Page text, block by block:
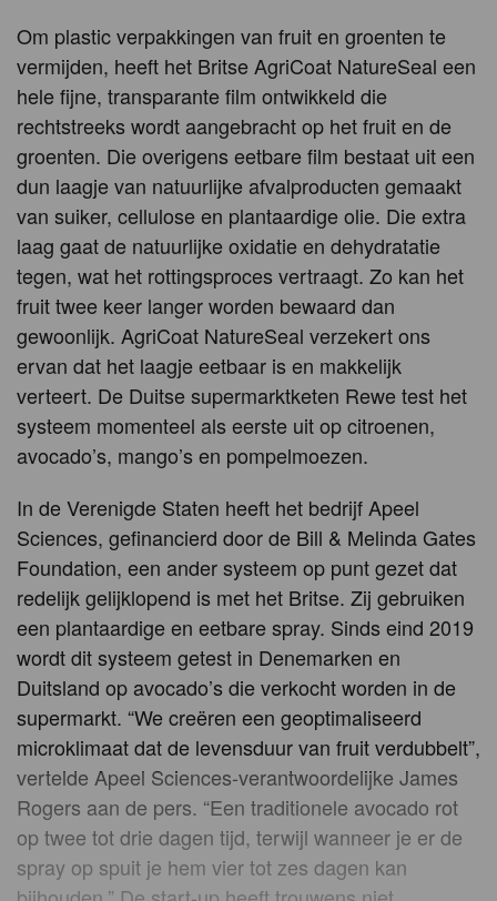
Om plastic verpakkingen van fruit en groenten te
vermijden, heeft het Britse AgriCoat NatureSeal een
hele fijne, transparante film ontwikkeld die
rechtstreeks wordt aangebracht op het fruit en de
groenten. Die overigens eetbare film bestaat uit een
dun laagje van natuurlijke afvalproducten gemaakt
van suiker, cellulose en plantaardige olie. Die extra
laag gaat de natuurlijke oxidatie en dehydratatie
tegen, wat het rottingsproces vertraagt. Zo kan het
fruit twee keer langer worden bewaard dan
gewoonlijk. AgriCoat NatureSeal verzekert ons
ervan dat het laagje eetbaar is en makkelijk
verteert. De Duitse supermarktketen Rewe test het
systeem momenteel als eerste uit op citroenen,
avocado’s, mango’s en pompelmoezen.
In de Verenigde Staten heeft het bedrijf Apeel
Sciences, gefinancierd door de Bill & Melinda Gates
Foundation, een ander systeem op punt gezet dat
redelijk gelijklopend is met het Britse. Zij gebruiken
een plantaardige en eetbare spray. Sinds eind 2019
wordt dit systeem getest in Denemarken en
Duitsland op avocado’s die verkocht worden in de
supermarkt. “We creëren een geoptimaliseerd
microklimaat dat de levensduur van fruit verdubbelt”,
vertelde Apeel Sciences-verantwoordelijke James
Rogers aan de pers. “Een traditionele avocado rot
op twee tot drie dagen tijd, terwijl wanneer je er de
spray op spuit je hem vier tot zes dagen kan